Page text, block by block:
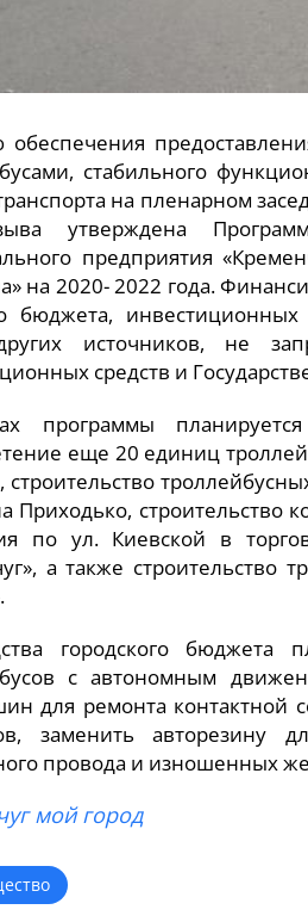
стабильного
на пленарном
утверждена
предприятия
на 2020- 2022 года.
бюджета,
источников, не
средств и
программы
еще 20 единиц
строительство
Приходько, строительство
по ул. Киевской в
а также строительство
городского бюджета
с автономным
для ремонта контактной
заменить авторезину
провода и изношенных
мой город